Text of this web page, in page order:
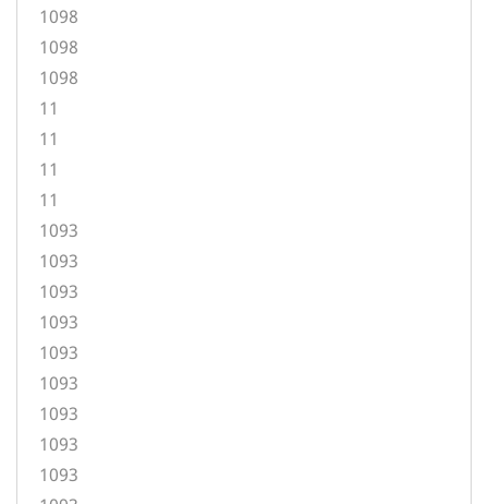
1098
1098
1098
11
11
11
11
1093
1093
1093
1093
1093
1093
1093
1093
1093